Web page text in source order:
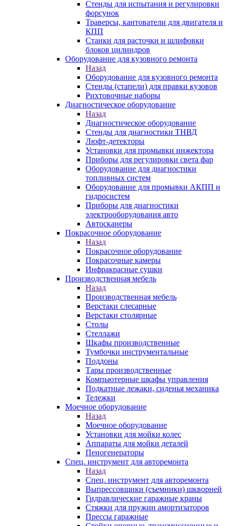
Стенды для испытания и регулировки
форсунок
Траверсы, кантователи для двигателя и
КПП
Станки для расточки и шлифовки
блоков цилиндров
Оборудование для кузовного ремонта
Назад
Оборудование для кузовного ремонта
Стенды (стапели) для правки кузовов
Рихтовочные наборы
Диагностическое оборудование
Назад
Диагностическое оборудование
Стенды для диагностики ТНВД
Люфт-детекторы
Установки для промывки инжектора
Приборы для регулировки света фар
Оборудование для диагностики
топливных систем
Оборудование для промывки АКПП и
гидросистем
Приборы для диагностики
электрооборудования авто
Автосканеры
Покрасочное оборудование
Назад
Покрасочное оборудование
Покрасочные камеры
Инфракрасные сушки
Производственная мебель
Назад
Производственная мебель
Верстаки слесарные
Верстаки столярные
Столы
Стеллажи
Шкафы производственные
Тумбочки инструментальные
Поддоны
Тары производственные
Компьютерные шкафы управления
Подкатные лежаки, сиденья механика
Тележки
Моечное оборудование
Назад
Моечное оборудование
Установки для мойки колес
Аппараты для мойки деталей
Пеногенераторы
Спец. инструмент для авторемонта
Назад
Спец. инструмент для авторемонта
Выпрессовщики (съемники) шкворней
Гидравлические гаражные краны
Стяжки для пружин амортизаторов
Прессы гаражные